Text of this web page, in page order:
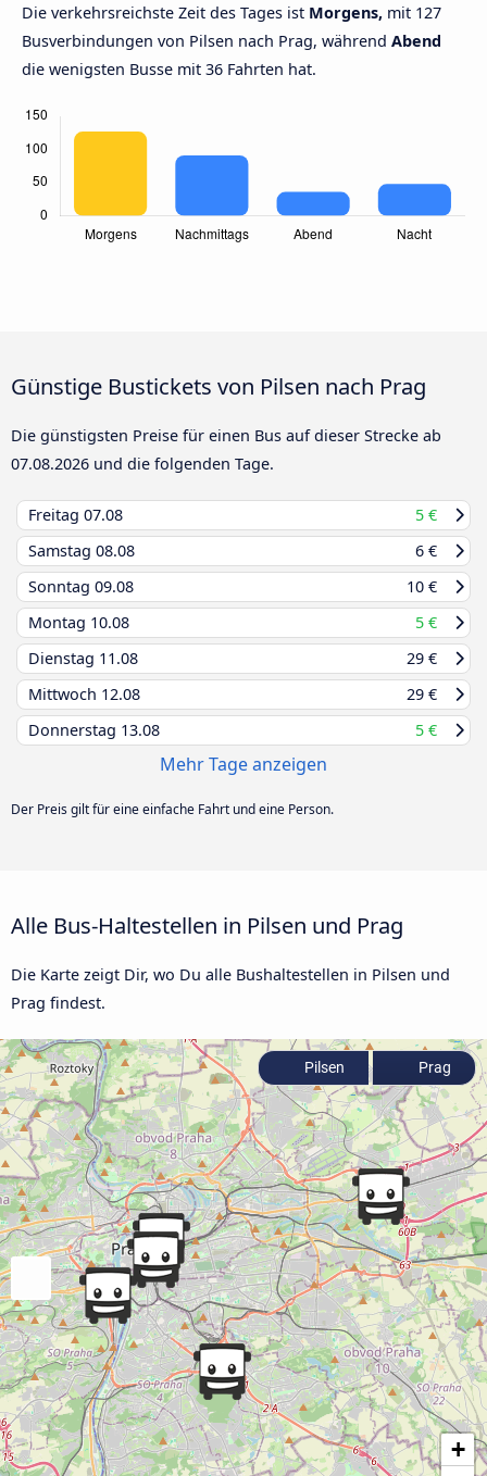
Die verkehrsreichste Zeit des Tages ist Morgens, mit 127
Busverbindungen von Pilsen nach Prag, während Abend
die wenigsten Busse mit 36 Fahrten hat.
Günstige Bustickets von Pilsen nach Prag
Die günstigsten Preise für einen Bus auf dieser Strecke ab
07.08.2026 und die folgenden Tage.
Freitag 07.08
5 €
Samstag 08.08
6 €
Sonntag 09.08
10 €
Montag 10.08
5 €
Dienstag 11.08
29 €
Mittwoch 12.08
29 €
Donnerstag 13.08 5 €
Mehr Tage anzeigen
Der Preis gilt für eine einfache Fahrt und eine Person.
Alle Bus-Haltestellen in Pilsen und Prag
Die Karte zeigt Dir, wo Du alle Bushaltestellen in Pilsen und
Prag findest.
+
Pilsen Prag